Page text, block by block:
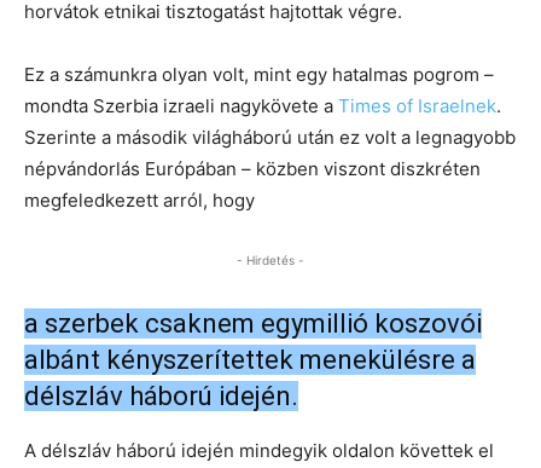
horvátok etnikai tisztogatást hajtottak végre.
Ez a számunkra olyan volt, mint egy hatalmas pogrom –
mondta Szerbia izraeli nagykövete a Times of Israelnek.
Szerinte a második világháború után ez volt a legnagyobb
népvándorlás Európában – közben viszont diszkréten
megfeledkezett arról, hogy
- Hirdetés -
a szerbek csaknem egymillió koszovói
albánt kényszerítettek menekülésre a
délszláv háború idején.
A délszláv háború idején mindegyik oldalon követtek el